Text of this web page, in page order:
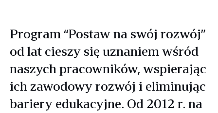
Program “Postaw na swój rozwój”
od lat cieszy się uznaniem wśród
naszych pracowników, wspierając
ich zawodowy rozwój i eliminując
bariery edukacyjne. Od 2012 r. na